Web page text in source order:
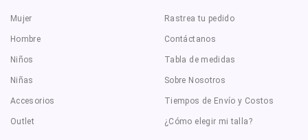
Mujer
Hombre
Niños
Niñas
Accesorios
Outlet
Rastrea tu pedido
Contáctanos
Tabla de medidas
Sobre Nosotros
Tiempos de Envío y Costos
¿Cómo elegir mi talla?